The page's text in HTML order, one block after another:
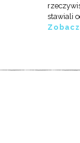
stawiali